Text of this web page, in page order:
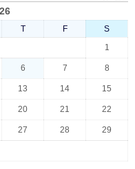
T F
S
1
6 7 8
13 14 15
20 21 22
27 28 29